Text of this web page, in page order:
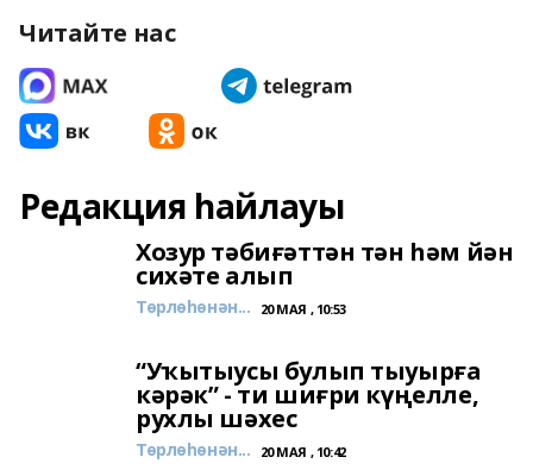
Читайте нас
Редакция һайлауы
Хозур тәбиғәттән тән һәм йән
сихәте алып
Төрлөһөнән... 20 МАЯ , 10:53
“Уҡытыусы булып тыуырға
кәрәк” - ти шиғри күңелле,
рухлы шәхес
Төрлөһөнән... 20 МАЯ , 10:42